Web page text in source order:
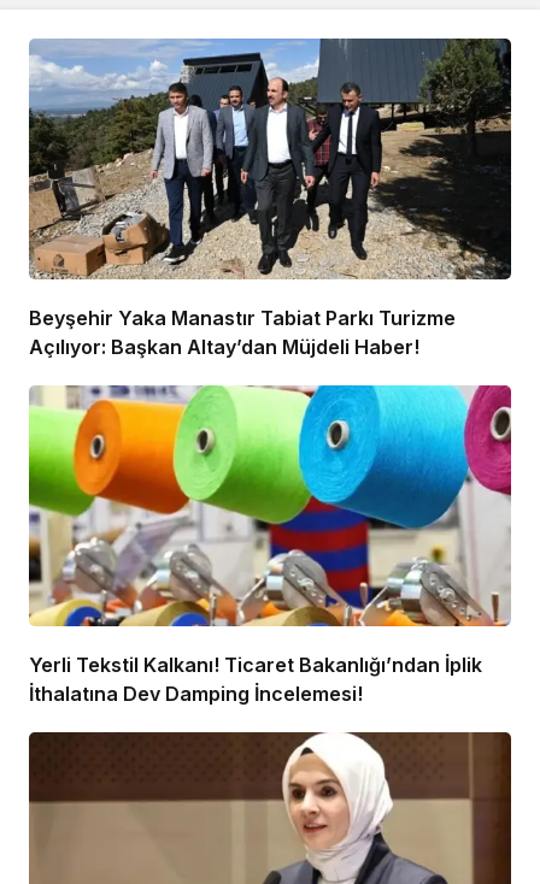
Beyşehir Yaka Manastır Tabiat Parkı Turizme
Açılıyor: Başkan Altay’dan Müjdeli Haber!
Yerli Tekstil Kalkanı! Ticaret Bakanlığı’ndan İplik
İthalatına Dev Damping İncelemesi!